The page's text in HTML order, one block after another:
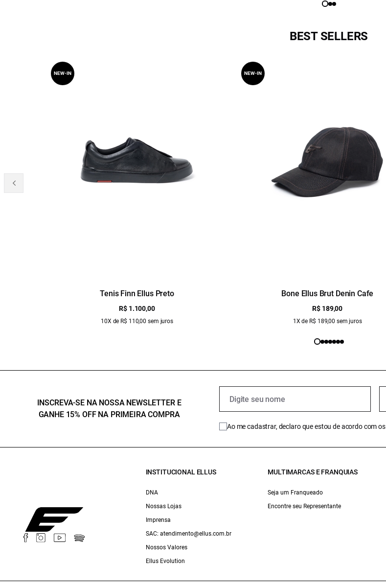
BEST SELLERS
Tenis Finn Ellus Preto
R$ 1.100,00
10X de R$ 110,00 sem juros
NEW-IN
Bone Ellus Brut Denin Cafe
R$ 189,00
1X de R$ 189,00 sem juros
NEW-IN
INSCREVA-SE NA NOSSA NEWSLETTER E
GANHE 15% OFF NA PRIMEIRA COMPRA
Ao me cadastrar, declaro que estou de acordo com os
INSTITUCIONAL ELLUS
DNA
Nossas Lojas
Imprensa
SAC: atendimento@ellus.com.br
Nossos Valores
Ellus Evolution
MULTIMARCAS E FRANQUIAS
Seja um Franqueado
Encontre seu Representante